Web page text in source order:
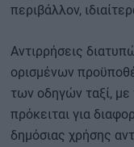
περιβάλλον,
Αντιρρήσεις
ορισμένων
των οδηγών ταξί,
πρόκειται για
δημόσιας χρήσης